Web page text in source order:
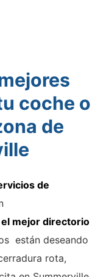
coche o
de
de
el mejor directorio
están deseando
rota,